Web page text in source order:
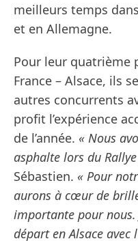
meilleurs temps
et en Allemagne.
Pour leur quatrième
France – Alsace, ils
autres concurrents
profit l’expérience
de l’année. « Nous
asphalte lors du Rallye
Sébastien. « Pour
aurons à cœur de
importante pour nous.
départ en Alsace avec